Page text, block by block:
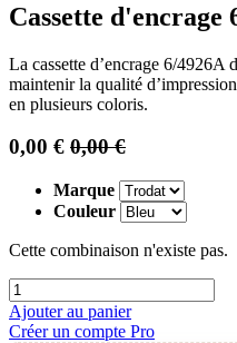
Cassette d'encrage
La cassette d’encrage 6/4926A
maintenir la qualité
en plusieurs coloris.
0,00 € 0,00€
Marque
Couleur
Cette combinaison n'existe pas.
Ajouter au panier
Créer un compte Pro